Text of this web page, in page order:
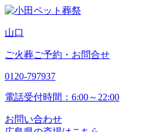
山口
ご火葬ご予約・お問合せ
0120-797937
電話受付時間：6:00～22:00
お問い合わせ